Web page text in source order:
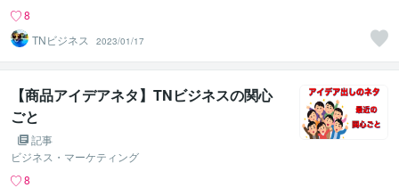
8
TNビジネス
2023/01/17
【商品アイデアネタ】TNビジネスの関心
ごと
記事
ビジネス・マーケティング
8